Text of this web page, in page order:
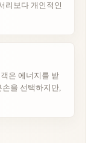
리보다 개인적인
은 에너지를 받
손을 선택하지만,